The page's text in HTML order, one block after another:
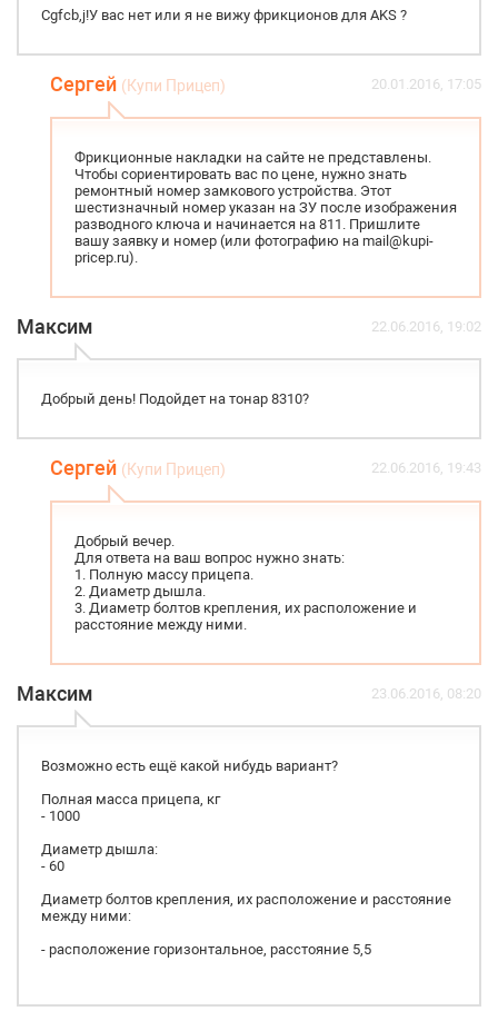
Cgfcb,j!У вас нет или я не вижу фрикционов для AKS ?
Сергей (Купи Прицеп) 20.01.2016, 17:05
Фрикционные накладки на сайте не представлены.
Чтобы сориентировать вас по цене, нужно знать
ремонтный номер замкового устройства. Этот
шестизначный номер указан на ЗУ после изображения
разводного ключа и начинается на 811. Пришлите
вашу заявку и номер (или фотографию на mail@kupi-
pricep.ru).
Максим 22.06.2016, 19:02
Добрый день! Подойдет на тонар 8310?
Сергей (Купи Прицеп) 22.06.2016, 19:43
Добрый вечер.
Для ответа на ваш вопрос нужно знать:
1. Полную массу прицепа.
2. Диаметр дышла.
3. Диаметр болтов крепления, их расположение и
расстояние между ними.
Максим 23.06.2016, 08:20
Возможно есть ещё какой нибудь вариант?
Полная масса прицепа, кг
- 1000
Диаметр дышла:
- 60
Диаметр болтов крепления, их расположение и расстояние
между ними:
- расположение горизонтальное, расстояние 5,5